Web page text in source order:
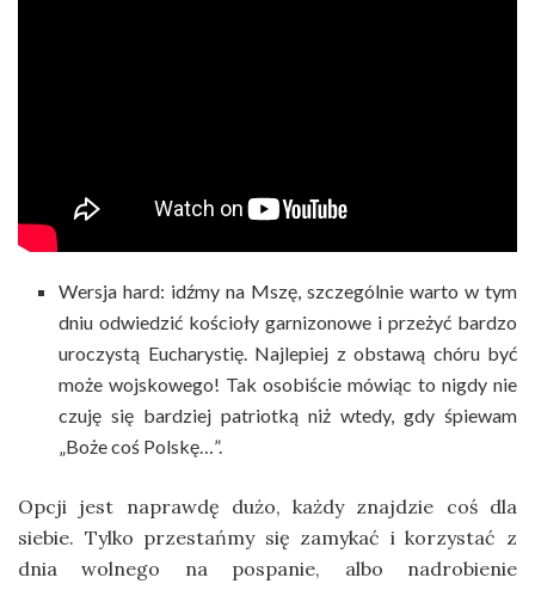
Wersja hard: idźmy na Mszę, szczególnie warto w tym
dniu odwiedzić kościoły garnizonowe i przeżyć bardzo
uroczystą Eucharystię. Najlepiej z obstawą chóru być
może wojskowego! Tak osobiście mówiąc to nigdy nie
czuję się bardziej patriotką niż wtedy, gdy śpiewam
„Boże coś Polskę…”.
Opcji jest naprawdę dużo, każdy znajdzie coś dla
siebie. Tylko przestańmy się zamykać i korzystać z
dnia wolnego na pospanie, albo nadrobienie